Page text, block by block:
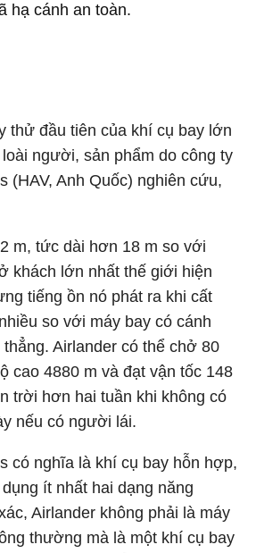
hạ cánh an toàn.
thử đầu tiên của khí cụ bay lớn
người, sản phẩm do công ty
(HAV, Anh Quốc) nghiên cứu,
m, tức dài hơn 18 m so với
khách lớn nhất thế giới hiện
tiếng ồn nó phát ra khi cất
so với máy bay có cánh
Airlander có thể chở 80
cao 4880 m và đạt vận tốc 148
trời hơn hai tuần khi không có
nếu có người lái.
có nghĩa là khí cụ bay hỗn hợp,
ít nhất hai dạng năng
Airlander không phải là máy
thường mà là một khí cụ bay